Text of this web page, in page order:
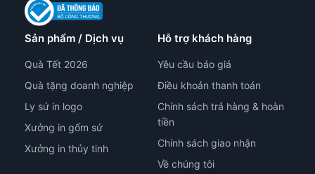
Sản phẩm / Dịch vụ
Quà Tết 2026
Quà tặng doanh nghiệp
Ly sứ in logo
Xưởng in gốm sứ
Xưởng in thủy tinh
Hỗ trợ khách hàng
Yêu cầu báo giá
Điều khoản thanh toán
Chính sách trả hàng & hoàn
tiền
Chính sách giao nhận
Về chúng tôi